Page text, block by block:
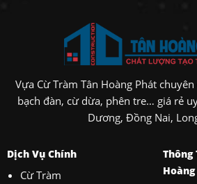
Vựa Cừ Tràm Tân Hoàng Phát
bạch đàn, cừ dừa, phên tre… giá rẻ
Dương, Đồng Nai,
Dịch Vụ Chính
Cừ Tràm
Thông